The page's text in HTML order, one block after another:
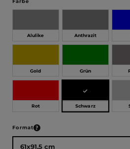
Farbe
Alulike Anthrazit
Gold Grün
Rot Schwarz
Formatauswählen